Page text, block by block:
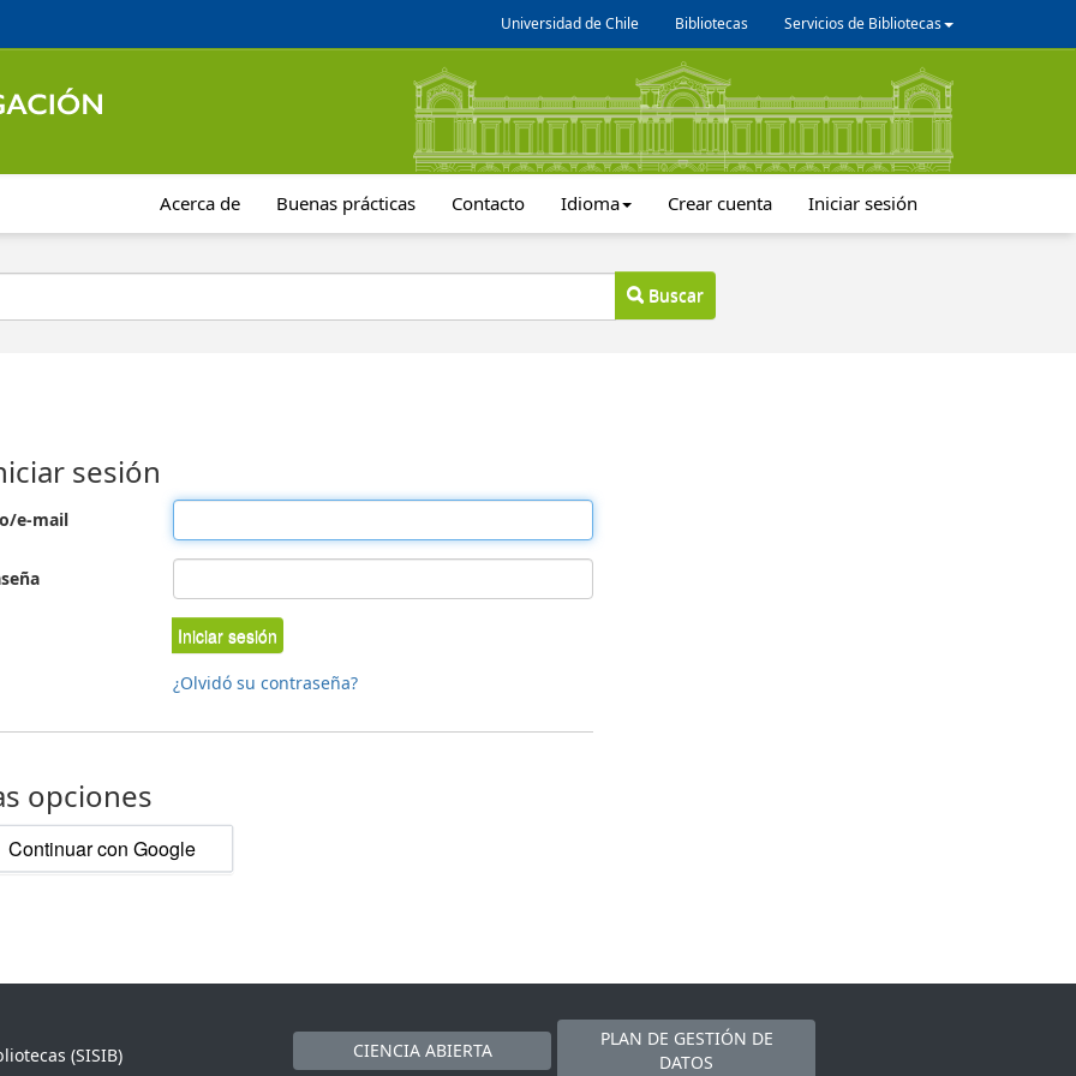
Universidad de Chile Bibliotecas Servicios de Bibliotecas
Acerca de Buenas prácticas Contacto Idioma Crear cuenta Iniciar sesión
Buscar
sesión
e-mail
Iniciar sesión
¿Olvidó su contraseña?
opciones
Continuar con Google
(SISIB)
CIENCIA ABIERTA
PLAN DE GESTIÓN DE
DATOS